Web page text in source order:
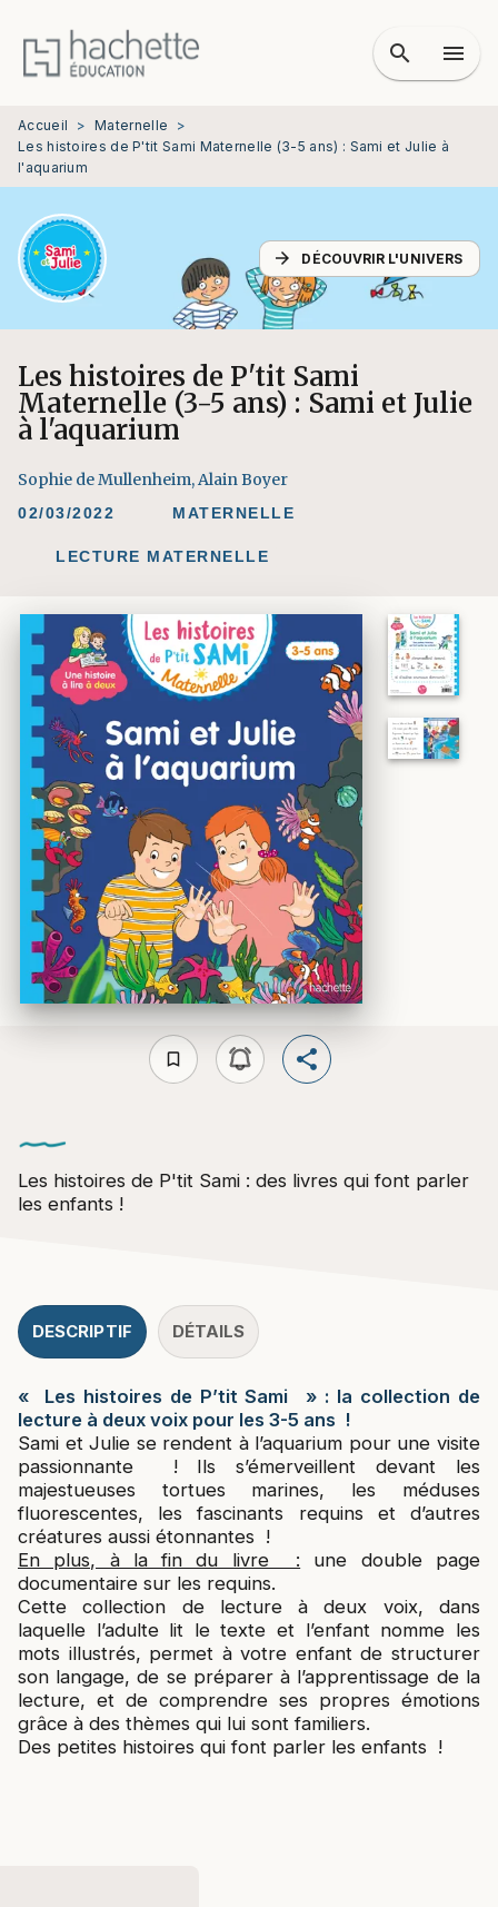
MENU RECHERCHE
PIED DE PAGE
search menu
Accueil > Maternelle
>
Les histoires de P'tit Sami Maternelle (3-5 ans) : Sami et Julie à
l'aquarium
arrow_forward DÉCOUVRIR L'UNIVERS
Les histoires de P'tit Sami
Maternelle (3-5 ans) : Sami et Julie
à l'aquarium
Sophie de Mullenheim,Alain Boyer
02/03/2022 MATERNELLE
LECTURE MATERNELLE
bookmark_border
Les histoires de P'tit Sami : des livres qui font parler
les enfants !
DESCRIPTIF DÉTAILS
« Les histoires de P’tit Sami
» : la collection de
lecture à deux voix pour les 3-5 ans !
Sami et Julie se rendent à l’aquarium pour une visite
passionnante ! Ils s’émerveillent devant les
majestueuses tortues marines, les méduses
fluorescentes, les fascinants requins et d’autres
créatures aussi étonnantes !
En plus, à la fin du livre : une double page
documentaire sur les requins.
Cette collection de lecture à deux voix, dans
laquelle l’adulte lit le texte et l’enfant nomme les
mots illustrés, permet à votre enfant de structurer
son langage, de se préparer à l’apprentissage de la
lecture, et de comprendre ses propres émotions
grâce à des thèmes qui lui sont familiers.
Des petites histoires qui font parler les enfants !